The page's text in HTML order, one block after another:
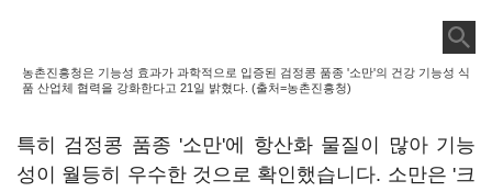
농촌진흥청은 기능성 효과가 과학적으로 입증된 검정콩 품종 '소만'의 건강 기능성 식
품 산업체 협력을 강화한다고 21일 밝혔다. (출처=농촌진흥청)
특히 검정콩 품종 '소만'에 항산화 물질이 많아 기능
성이 월등히 우수한 것으로 확인했습니다. 소만은 '크